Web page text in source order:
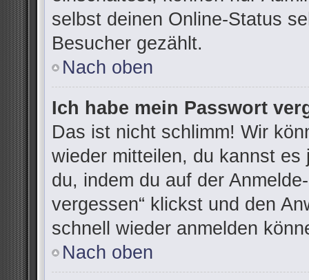
selbst deinen Online-Status
Besucher gezählt.
Nach oben
Ich habe mein Passwort
Das ist nicht schlimm! Wir
wieder mitteilen, du kannst
du, indem du auf der
vergessen“ klickst und den
schnell wieder anmelden
Nach oben